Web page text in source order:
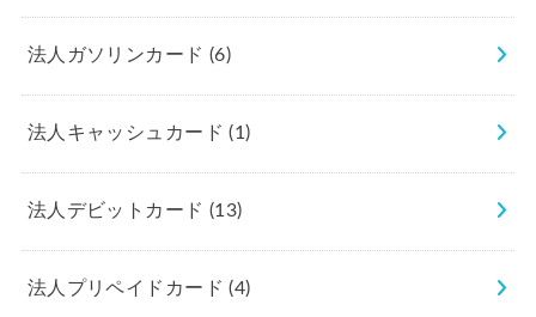
法人ガソリンカード (6)
法人キャッシュカード(1)
法人デビットカード (13)
法人プリペイドカード(4)